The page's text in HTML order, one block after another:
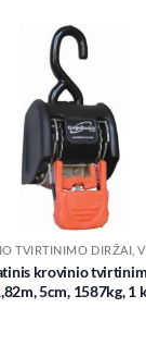
krovinio
5cm, 1587kg, 1